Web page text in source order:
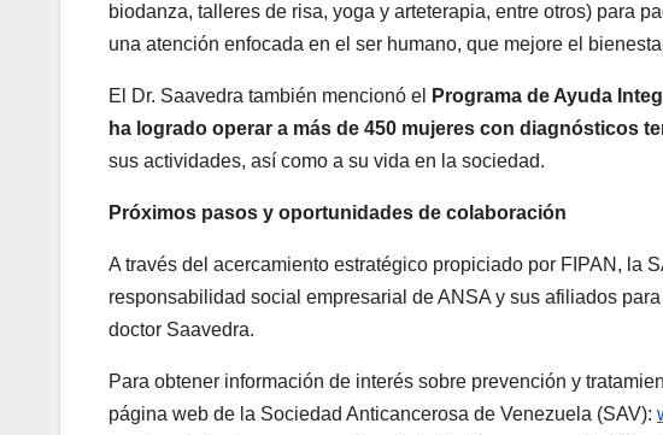
biodanza, talleres de risa, yoga y arteterapia, entre otros) para
una atención enfocada en el ser humano, que mejore el
El Dr. Saavedra también mencionó el
Programa de Ayuda
ha logrado operar a más de 450 mujeres con diagnósticos
sus actividades, así como a su vida en la sociedad.
Próximos pasos y oportunidades de colaboración
A través del acercamiento estratégico propiciado por FIPAN, la
responsabilidad social empresarial de ANSA y sus afiliados
doctor Saavedra.
Para obtener información de interés sobre prevención y
página web de la Sociedad Anticancerosa de Venezuela (SAV):